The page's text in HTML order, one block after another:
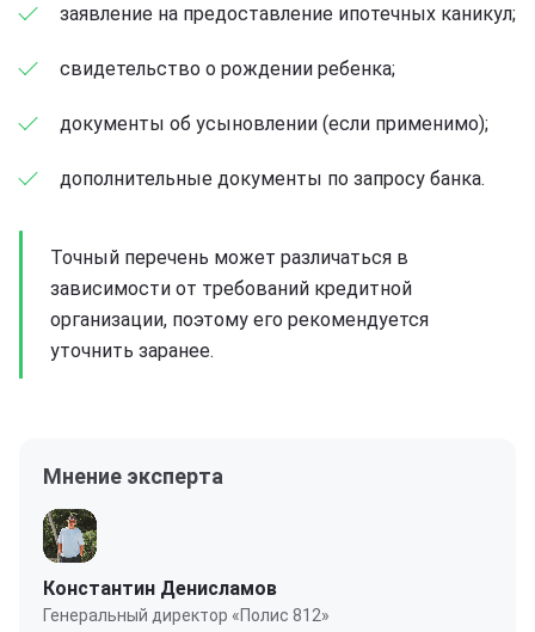
заявление на предоставление ипотечных каникул;
свидетельство о рождении ребенка;
документы об усыновлении (если применимо);
дополнительные документы по запросу банка.
Точный перечень может различаться в
зависимости от требований кредитной
организации, поэтому его рекомендуется
уточнить заранее.
Мнение эксперта
Константин Денисламов
Генеральный директор «Полис 812»